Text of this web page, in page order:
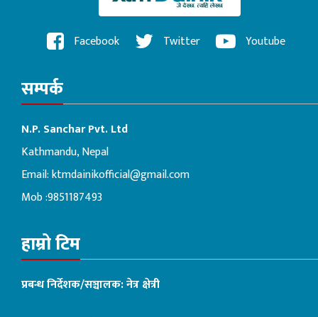
Facebook Twitter Youtube
सम्पर्क
N.P. Sanchar Pvt. Ltd
Kathmandu, Nepal
Email:ktmdainikofficial@gmail.com
Mob :9851187493
हाम्रो टिम
प्रबन्ध निर्देशक/सञ्चालक: नेत्र क्षेत्री